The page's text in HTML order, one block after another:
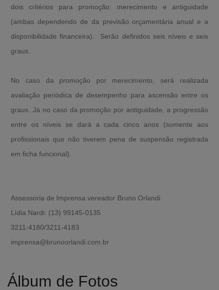
dois critérios para promoção: merecimento e antiguidade
(ambas dependendo de da previsão orçamentária anual e a
disponibilidade financeira). Serão definidos seis níveis e seis
graus.
No caso da promoção por merecimento, será realizada
avaliação periódica de desempenho para ascensão entre os
graus. Já no caso da promoção por antiguidade, a progressão
entre os níveis se dará a cada cinco anos (somente aos
profissionais que não tiverem pena de suspensão registrada
em ficha funcional).
Assessoria de Imprensa vereador Bruno Orlandi
Lídia Nardi: (13) 99145-0135
3211-4180/3211-4183
imprensa@brunoorlandi.com.br
Álbum de Fotos